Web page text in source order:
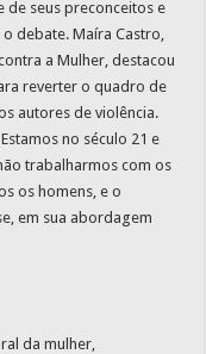
de seus preconceitos e
debate. Maíra Castro,
a Mulher, destacou
reverter o quadro de
autores de violência.
no século 21 e
trabalharmos com os
os homens, e o
em sua abordagem
da mulher,